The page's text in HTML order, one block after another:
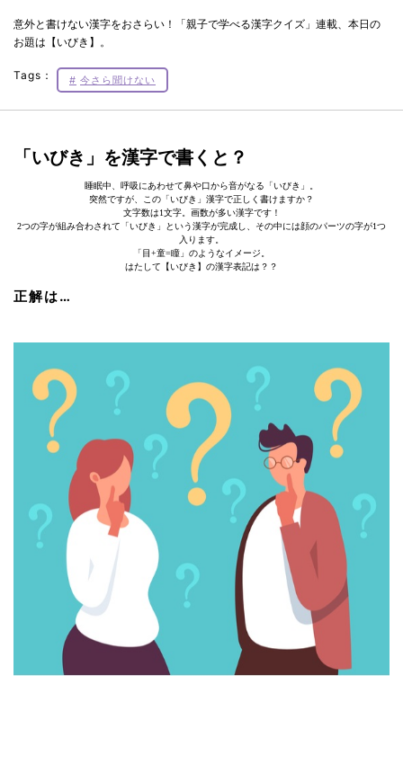
意外と書けない漢字をおさらい！「親子で学べる漢字クイズ」連載、本日の
お題は【いびき】。
Tags： 今さら聞けない
「いびき」を漢字で書くと？
睡眠中、呼吸にあわせて鼻や口から音がなる「いびき」。
突然ですが、この「いびき」漢字で正しく書けますか？
文字数は1文字。画数が多い漢字です！
2つの字が組み合わされて「いびき」という漢字が完成し、その中には顔のパーツの字が1つ
入ります。
「目+童=瞳」のようなイメージ。
はたして【いびき】の漢字表記は？？
正解は…